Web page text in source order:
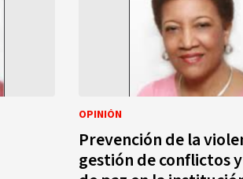
OPINIÓN
Prevención de la
gestión de conflictos